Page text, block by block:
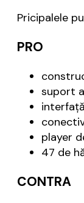
Pricipalele
PRO
suport
player
47 de
CONTRA